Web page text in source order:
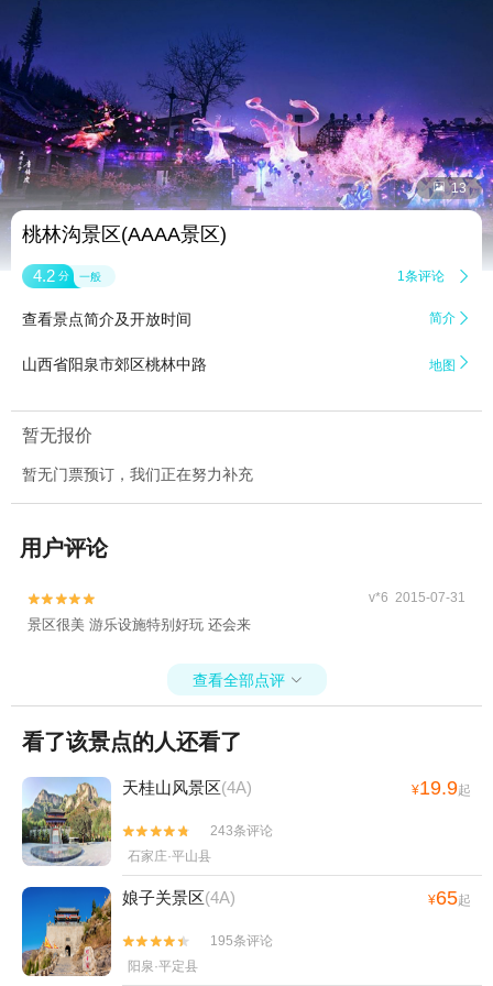
 13
桃林沟景区(AAAA景区)
4.2 分 一般 1条评论 
查看景点简介及开放时间 简介 
山西省阳泉市郊区桃林中路 地图 
暂无报价
暂无门票预订，我们正在努力补充
用户评论

 v*6 2015-07-31
景区很美 游乐设施特别好玩 还会来
查看全部点评 
看了该景点的人还看了
天桂山风景区(4A) ¥19.9起


243条评论
石家庄·平山县
娘子关景区(4A) ¥65起


195条评论
阳泉·平定县
